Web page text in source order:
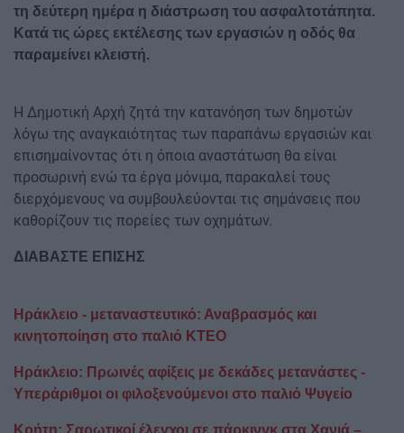
τη δεύτερη ημέρα η διάστρωση του ασφαλτοτάπητα.
Κατά τις ώρες εκτέλεσης των εργασιών η οδός θα
παραμείνει κλειστή.
Η Δημοτική Αρχή ζητά την κατανόηση των δημοτών
λόγω της αναγκαιότητας των παραπάνω εργασιών και
επισημαίνοντας ότι η όποια αναστάτωση θα είναι
προσωρινή ενώ τα έργα μόνιμα, παρακαλεί τους
διερχόμενους να συμβουλεύονται τις σημάνσεις που
καθορίζουν τις πορείες των οχημάτων.
ΔΙΑΒΑΣΤΕ ΕΠΙΣΗΣ
Ηράκλειο - μεταναστευτικό: Αναβρασμός και
κινητοποίηση στο παλιό ΚΤΕΟ
Ηράκλειο: Πρωινές αφίξεις με δεκάδες μετανάστες -
Υπεράριθμοι οι φιλοξενούμενοι στο παλιό Ψυγείο
Κρήτη: Σαρωτικοί έλεγχοι σε πάρκινγκ στα Χανιά –